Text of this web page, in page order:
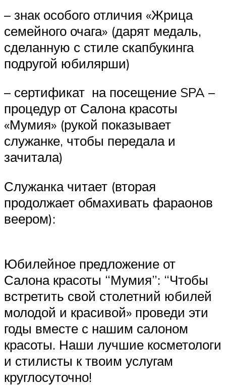
– знак особого отличия «Жрица
семейного очага» (дарят медаль,
сделанную с стиле скапбукинга
подругой юбилярши)
– сертификат на посещение SPA –
процедур от Салона красоты
«Мумия» (рукой показывает
служанке, чтобы передала и
зачитала)
Служанка читает (вторая
продолжает обмахивать фараонов
веером):
Юбилейное предложение от
Салона красоты “Мумия”: “Чтобы
встретить свой столетний юбилей
молодой и красивой» проведи эти
годы вместе с нашим салоном
красоты. Наши лучшие косметологи
и стилисты к твоим услугам
круглосуточно!